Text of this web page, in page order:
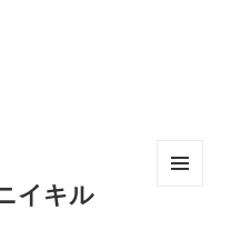
イキル